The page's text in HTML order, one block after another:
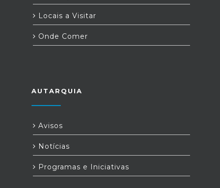
Locais a Visitar
Onde Comer
AUTARQUIA
Avisos
Notícias
Programas e Iniciativas